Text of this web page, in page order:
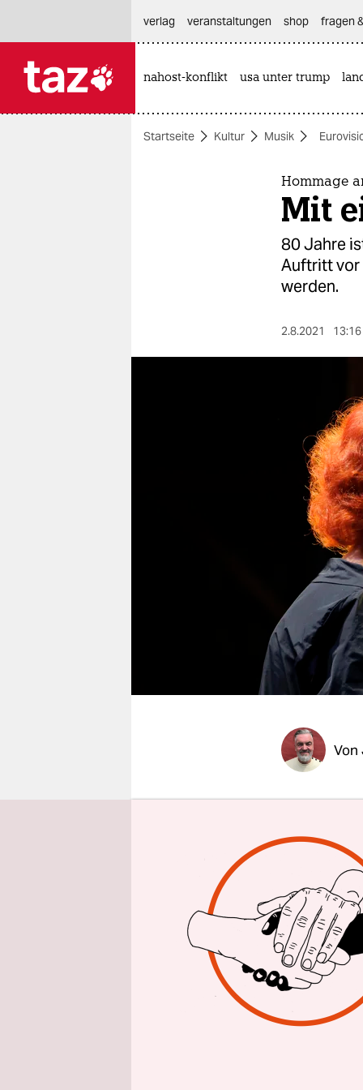
themen
genossenschaft
verlag
veranstaltungen shop fragen
nahost-konflikt usa unter trump
Startseite Kultur Musik
Hommage
Mit
80 Jahre
Auftritt vor
werden.
2.8.2021
Von
Ein
direkt an
Dach
eine Spur
Diese
auch in
haben.
Die
prasselte
Antlitz,